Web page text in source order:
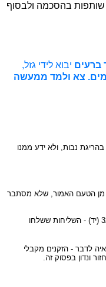
שותפות בהסכמה ולבסוף
ברעים יבוא לידי גזל,
צא ולמד ממעשה
נבות, ולא ידע ממנו
מן הטעם האמור, שלא מסתבר
את תמונה ג ניתן לחלק לשלושה חלקי משנה: ג1 (ח-י) - השליחות ששלחה איזבל לזקנים (שומרון - יזרעאל); ג2 (יא-יג) - המשפט בעיר יזרעאל; ג3 (יד) - השליחות ששלחו
לדבר - הזקנים מקבלי
ונדון בפסוק זה.